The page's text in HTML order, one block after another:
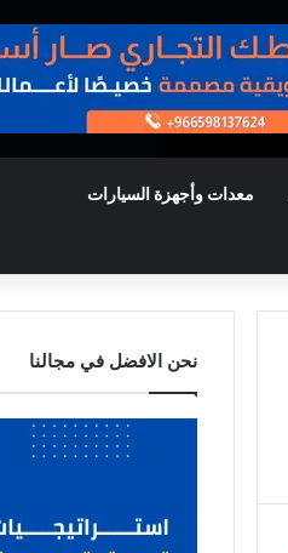
معدات وأجهزة السيارات
نحن الافضل في مجالنا